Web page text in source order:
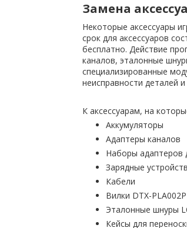
Замена
Некоторые аксессуары
срок для аксессуаров
бесплатно. Действие
каналов, эталонные
специализированные
неисправности деталей
К аксессуарам, на
Аккумуляторы
Адаптеры каналов
Наборы адаптеров
Зарядные
Кабели
Вилки DTX-
Эталонные шнуры
Кейсы для